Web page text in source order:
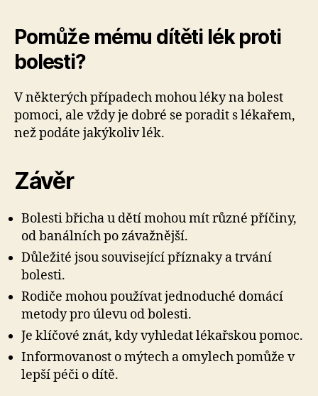
Pomůže mému dítěti lék proti
bolesti?
V některých případech mohou léky na bolest
pomoci, ale vždy je dobré se poradit s lékařem,
než podáte jakýkoliv lék.
Závěr
Bolesti břicha u dětí mohou mít různé příčiny,
od banálních po závažnější.
Důležité jsou související příznaky a trvání
bolesti.
Rodiče mohou používat jednoduché domácí
metody pro úlevu od bolesti.
Je klíčové znát, kdy vyhledat lékařskou pomoc.
Informovanost o mýtech a omylech pomůže v
lepší péči o dítě.